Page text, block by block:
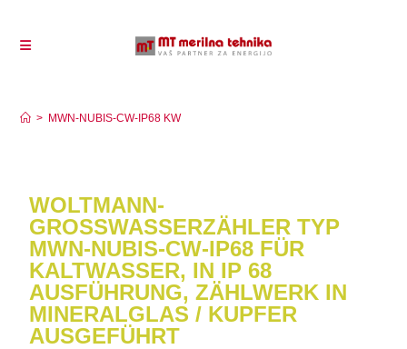
> MWN-NUBIS-CW-IP68 KW
WOLTMANN-
GROSSWASSERZÄHLER TYP M
WN-NUBIS-CW-IP68 FÜR K
ALTWASSER, IN IP 68 A
USFÜHRUNG, ZÄHLWERK IN M
INERALGLAS / KUPFER A
USGEFÜHRT